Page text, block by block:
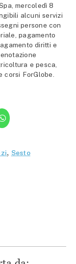
mercoledì 8
alcuni servizi
persone con
pagamento
diritti e
e pesca,
ForGlobe.
Fai
clic
per
(Si
apre
, Sesto